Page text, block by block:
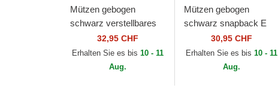
Mützen gebogen
schwarz verstellbares
band 9FORTY Faux
Pony Infill der New York
Yankees MLB von...
32,95 CHF
Erhalten Sie es bis 10 - 11
Aug.
Mützen gebogen
schwarz snapback E
Frame League Essential
der New York Yankees
MLB von New Era
30,95 CHF
Erhalten Sie es bis 10 - 11
Aug.